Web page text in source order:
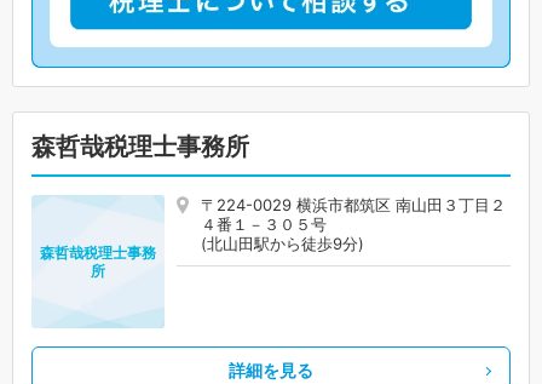
森哲哉税理士事務所
〒224-0029 横浜市都筑区 南山田３丁目２
４番１－３０５号
(北山田駅から徒歩9分)
森哲哉税理士事務
所
詳細を見る